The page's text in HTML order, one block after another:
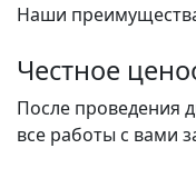
Наши
Честное
После проведения
все работы с вами